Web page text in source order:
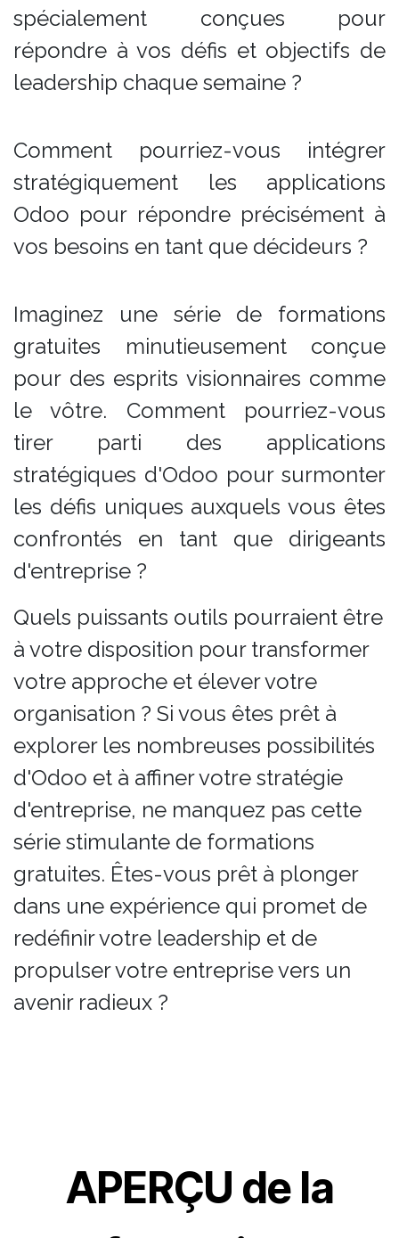
spécialement conçues pour
répondre à vos défis et objectifs de
leadership chaque semaine ?
Comment pourriez-vous intégrer
stratégiquement les applications
Odoo pour répondre précisément à
vos besoins en tant que décideurs ?
Imaginez une série de formations
gratuites minutieusement conçue
pour des esprits visionnaires comme
le vôtre. Comment pourriez-vous
tirer parti des applications
stratégiques d'Odoo pour surmonter
les défis uniques auxquels vous êtes
confrontés en tant que dirigeants
d'entreprise ?
Quels puissants outils pourraient être
à votre disposition pour transformer
votre approche et élever votre
organisation ? Si vous êtes prêt à
explorer les nombreuses possibilités
d'Odoo et à affiner votre stratégie
d'entreprise, ne manquez pas cette
série stimulante de formations
gratuites. Êtes-vous prêt à plonger
dans une expérience qui promet de
redéfinir votre leadership et de
propulser votre entreprise vers un
avenir radieux ?
APERÇU de la